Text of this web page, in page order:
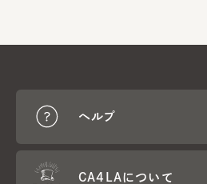
ヘルプ
CA4LAについて